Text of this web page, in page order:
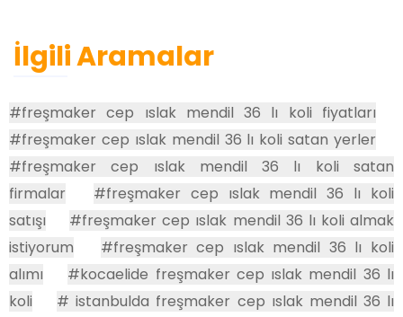
İlgili Aramalar
#freşmaker cep ıslak mendil 36 lı koli fiyatları
#freşmaker cep ıslak mendil 36 lı koli satan yerler
#freşmaker cep ıslak mendil 36 lı koli satan
firmalar
#freşmaker cep ıslak mendil 36 lı koli
satışı
#freşmaker cep ıslak mendil 36 lı koli almak
istiyorum
#freşmaker cep ıslak mendil 36 lı koli
alımı
#kocaelide freşmaker cep ıslak mendil 36 lı
koli
# istanbulda freşmaker cep ıslak mendil 36 lı